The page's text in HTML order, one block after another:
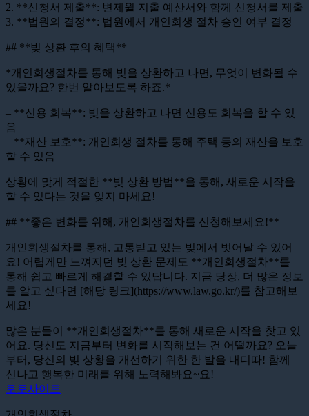
2. **신청서 제출**: 변제월 지출 예산서와 함께 신청서를 제출
3. **법원의 결정**: 법원에서 개인회생 절차 승인 여부 결정
## **빚 상환 후의 혜택**
*개인회생절차를 통해 빚을 상환하고 나면, 무엇이 변화될 수
있을까요? 한번 알아보도록 하죠.*
– **신용 회복**: 빚을 상환하고 나면 신용도 회복을 할 수 있
음
– **재산 보호**: 개인회생 절차를 통해 주택 등의 재산을 보호
할 수 있음
상황에 맞게 적절한 **빚 상환 방법**을 통해, 새로운 시작을
할 수 있다는 것을 잊지 마세요!
## **좋은 변화를 위해, 개인회생절차를 신청해보세요!**
개인회생절차를 통해, 고통받고 있는 빚에서 벗어날 수 있어
요! 어렵게만 느껴지던 빚 상환 문제도 **개인회생절차**를
통해 쉽고 빠르게 해결할 수 있답니다. 지금 당장, 더 많은 정보
를 알고 싶다면 [해당 링크](https://www.law.go.kr/)를 참고해보
세요!
많은 분들이 **개인회생절차**를 통해 새로운 시작을 찾고 있
어요. 당신도 지금부터 변화를 시작해보는 건 어떨까요? 오늘
부터, 당신의 빚 상황을 개선하기 위한 한 발을 내디따! 함께
신나고 행복한 미래를 위해 노력해봐요~요!
토토사이트